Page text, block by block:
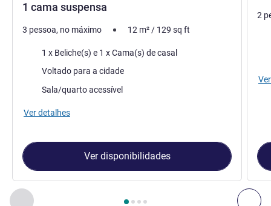
Anterior - Quarto
Página , Quarto 1 : Apartamento Standard com 1
1 cama suspensa
3 pessoa, no máximo 12 m²/ 129 sq ft
Roupa de cama
1 x Beliche(s) e 1 x Cama(s) de casal
Vistas:Voltado para a cidade
Sala/quarto acessível
Ver detalhes
Ver disponibilidades
2